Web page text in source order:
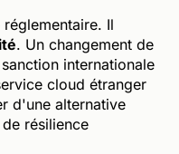
Il
. Un changement de
internationale
cloud étranger
d'une alternative
résilience